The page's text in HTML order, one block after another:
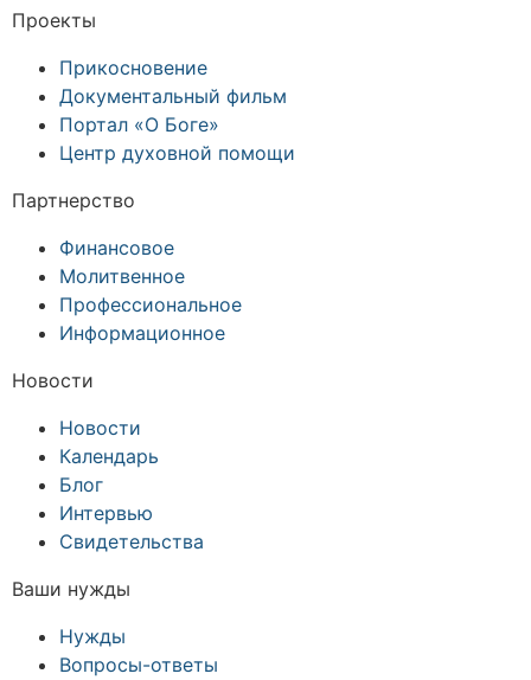
Проекты
Прикосновение
Документальный фильм
Портал «О Боге»
Центр духовной помощи
Партнерство
Финансовое
Молитвенное
Профессиональное
Информационное
Новости
Новости
Календарь
Блог
Интервью
Свидетельства
Ваши нужды
Нужды
Вопросы-ответы